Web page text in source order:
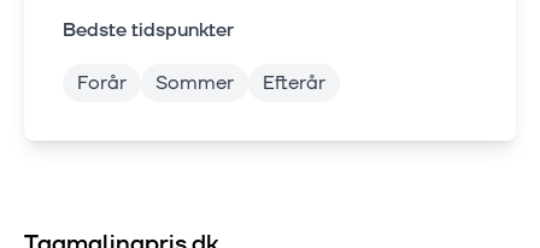
Bedste tidspunkter
Forår
Sommer Efterår